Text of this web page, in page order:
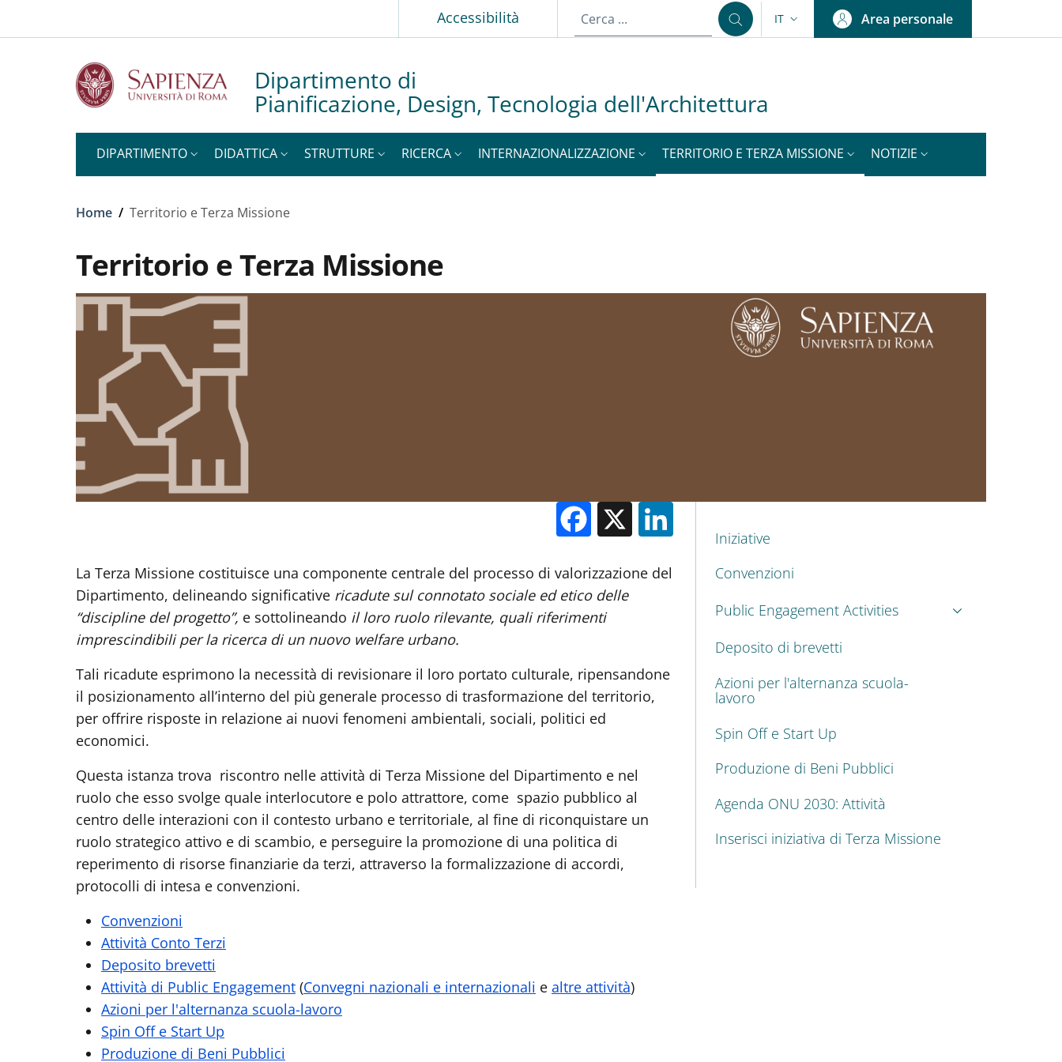
Accessibilità SELETTORE LINGUA: CURRENT LANGUAGE
IT Area personale
Dipartimento di
Pianificazione, Design, Tecnologia dell'Architettura
DIPARTIMENTO DIDATTICA STRUTTURE RICERCA INTERNAZIONALIZZAZIONE TERRITORIO E TERZA MISSIONE NOTIZIE
Briciole di pane
Home / Territorio e Terza Missione
Territorio e Terza Missione
Facebook
X
La Terza Missione costituisce una componente centrale del processo di valorizzazione del
Dipartimento, delineando significative ricadute sul connotato sociale ed etico delle
“discipline del progetto”, e sottolineando il loro ruolo rilevante, quali riferimenti
imprescindibili per la ricerca di un nuovo welfare urbano.
Tali ricadute esprimono la necessità di revisionare il loro portato culturale, ripensandone
il posizionamento all’interno del più generale processo di trasformazione del territorio,
per offrire risposte in relazione ai nuovi fenomeni ambientali, sociali, politici ed
economici.
Questa istanza trova riscontro nelle attività di Terza Missione del Dipartimento e nel
ruolo che esso svolge quale interlocutore e polo attrattore, come spazio pubblico al
centro delle interazioni con il contesto urbano e territoriale, al fine di riconquistare un
ruolo strategico attivo e di scambio, e perseguire la promozione di una politica di
reperimento di risorse finanziarie da terzi, attraverso la formalizzazione di accordi,
protocolli di intesa e convenzioni.
Convenzioni
Attività Conto Terzi
Deposito brevetti
Attività di Public Engagement (Convegni nazionali e internazionali e altre attività)
Azioni per l'alternanza scuola-lavoro
Spin Off e Start Up
Produzione di Beni Pubblici
MENU CEV SECOND NAVIGATION
Iniziative
Convenzioni
Public Engagement Activities
Deposito di brevetti
Azioni per l'alternanza scuola-
lavoro
Spin Off e Start Up
Produzione di Beni Pubblici
Agenda ONU 2030: Attività
Inserisci iniziativa di Terza Missione